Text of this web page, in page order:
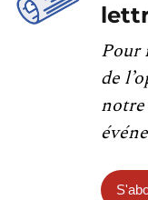
Pour
de